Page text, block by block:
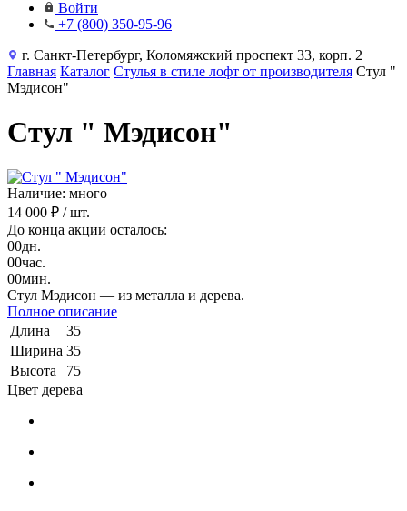
Войти
+7 (800) 350-95-96
г. Санкт-Петербург, Коломяжский проспект 33, корп. 2
Главная Каталог Стулья в стиле лофт от производителя Стул "
Мэдисон"
Стул " Мэдисон"
Наличие: много
14 000 ₽ / шт.
До конца акции осталось:
00дн.
00час.
00мин.
Стул Мэдисон — из металла и дерева.
Полное описание
Длина
35
Ширина 35
Высота
75
Цвет дерева